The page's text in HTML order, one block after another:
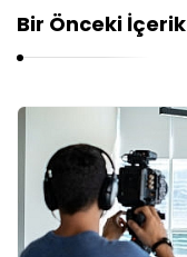
Bir Önceki İçerik